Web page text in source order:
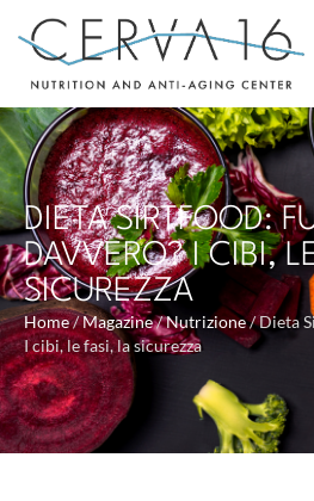
DIETA SIRTFOOD:
DAVVERO? I CIBI,
SICUREZZA
Home/Magazine/Nutrizione/Dieta
I cibi, le fasi, la sicurezza